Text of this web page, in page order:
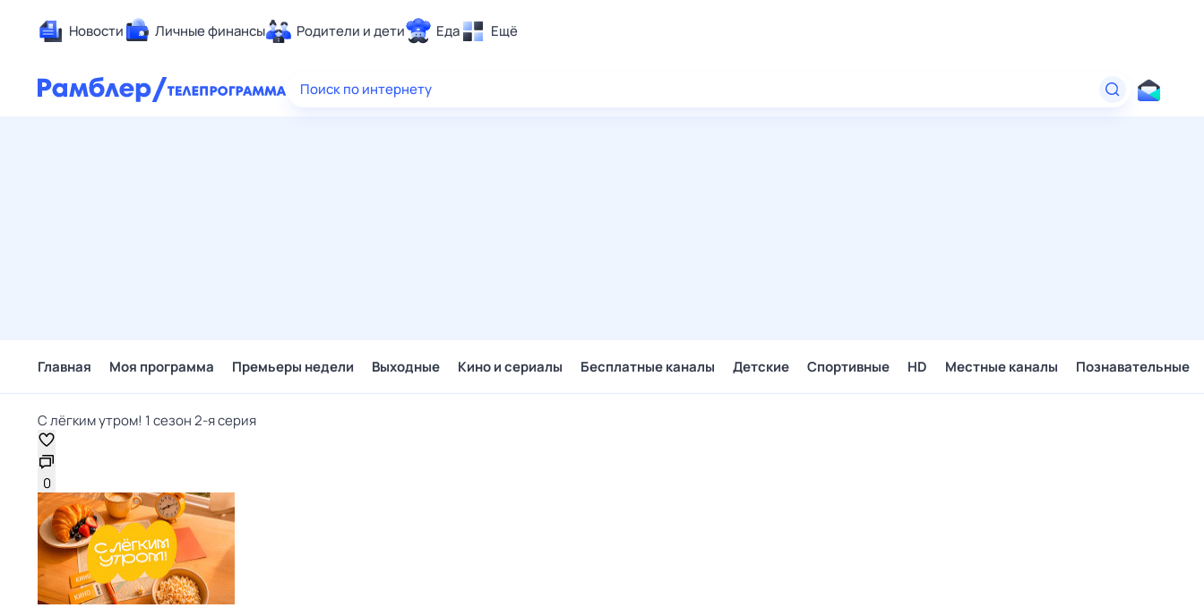
Новости Личные финансы Родители и дети Еда Ещё
Здоровье
Поиск по интернету
Главная Моя программа Премьеры недели Выходные Кино и сериалы Бесплатные каналы Детские Спортивные HD Местные каналы Познавательные
С лёгким утром! 1 сезон 2-я серия
0